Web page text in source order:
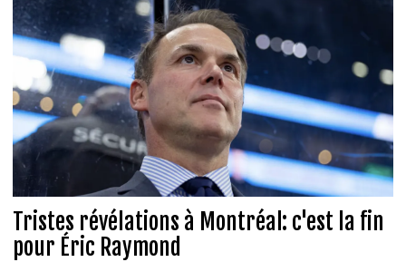
Tristes révélations à Montréal: c'est la fin
pour Éric Raymond